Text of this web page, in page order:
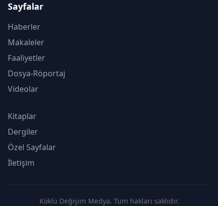
Sayfalar
Haberler
Makaleler
Faaliyetler
Dosya-Röportaj
Videolar
Kitaplar
Dergiler
Özel Sayfalar
İletişim
Köklü Değişim Medya. Tüm hakları saklıdır.